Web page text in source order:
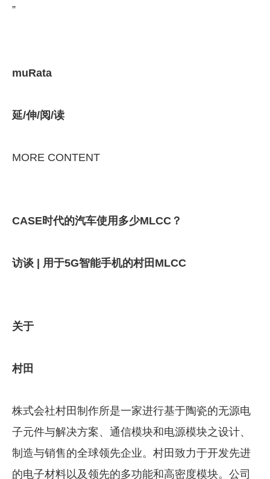
”
muRata
延/伸/阅/读
MORE CONTENT
CASE时代的汽车使用多少MLCC？
访谈 | 用于5G智能手机的村田MLCC
关于
村田
株式会社村田制作所是一家进行基于陶瓷的无源电
子元件与解决方案、通信模块和电源模块之设计、
制造与销售的全球领先企业。村田致力于开发先进
的电子材料以及领先的多功能和高密度模块。公司